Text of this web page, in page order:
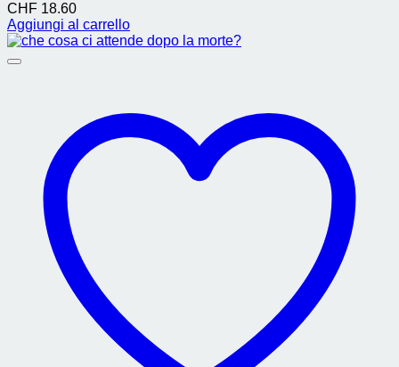
CHF 18.60
Aggiungi al carrello